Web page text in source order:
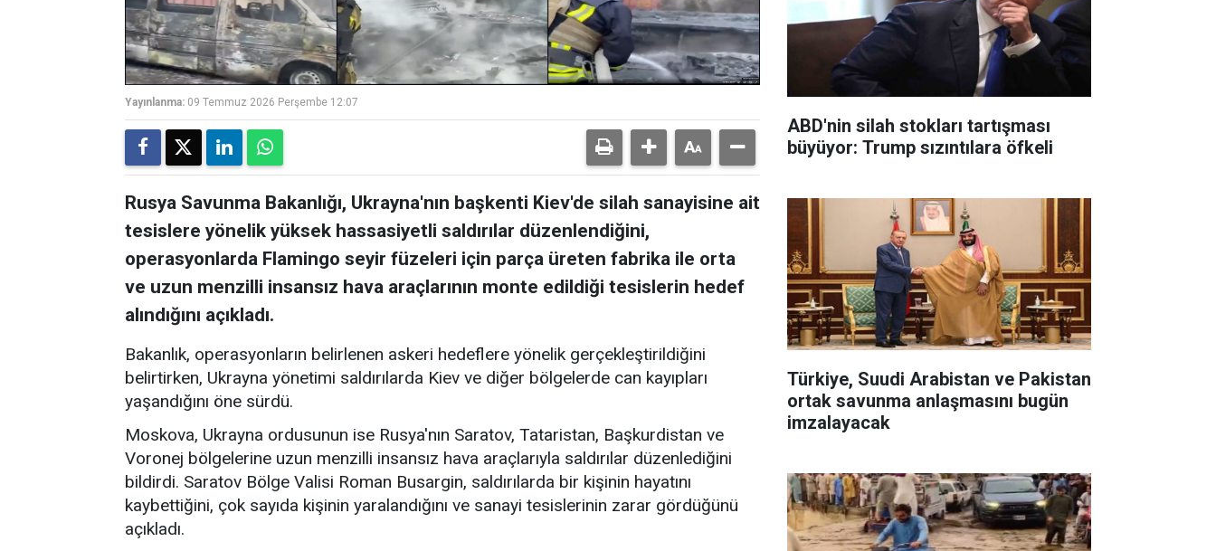
Yayınlanma: 09 Temmuz 2026 Perşembe 12:07
Rusya Savunma Bakanlığı, Ukrayna'nın başkenti Kiev'de silah sanayisine ait
tesislere yönelik yüksek hassasiyetli saldırılar düzenlendiğini,
operasyonlarda Flamingo seyir füzeleri için parça üreten fabrika ile orta
ve uzun menzilli insansız hava araçlarının monte edildiği tesislerin hedef
alındığını açıkladı.
Bakanlık, operasyonların belirlenen askeri hedeflere yönelik gerçekleştirildiğini
belirtirken, Ukrayna yönetimi saldırılarda Kiev ve diğer bölgelerde can kayıpları
yaşandığını öne sürdü.
Moskova, Ukrayna ordusunun ise Rusya'nın Saratov, Tataristan, Başkurdistan ve
Voronej bölgelerine uzun menzilli insansız hava araçlarıyla saldırılar düzenlediğini
bildirdi. Saratov Bölge Valisi Roman Busargin, saldırılarda bir kişinin hayatını
kaybettiğini, çok sayıda kişinin yaralandığını ve sanayi tesislerinin zarar gördüğünü
açıkladı.
ABD'nin silah stokları tartışması
büyüyor: Trump sızıntılara öfkeli
Türkiye, Suudi Arabistan ve Pakistan
ortak savunma anlaşmasını bugün
imzalayacak